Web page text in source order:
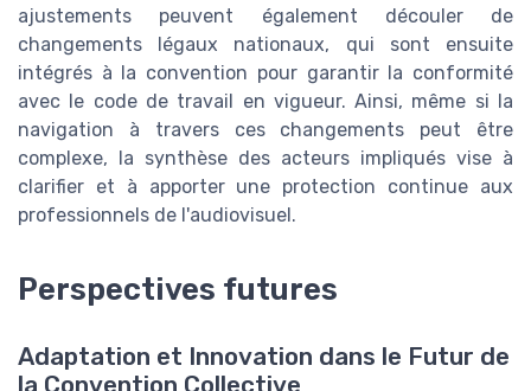
ajustements peuvent également découler de
changements légaux nationaux, qui sont ensuite
intégrés à la convention pour garantir la conformité
avec le code de travail en vigueur. Ainsi, même si la
navigation à travers ces changements peut être
complexe, la synthèse des acteurs impliqués vise à
clarifier et à apporter une protection continue aux
professionnels de l'audiovisuel.
Perspectives futures
Adaptation et Innovation dans le Futur de
la Convention Collective